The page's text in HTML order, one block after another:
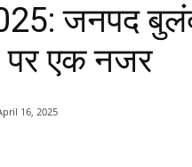
जनपद
पर एक नजर
16, 2025